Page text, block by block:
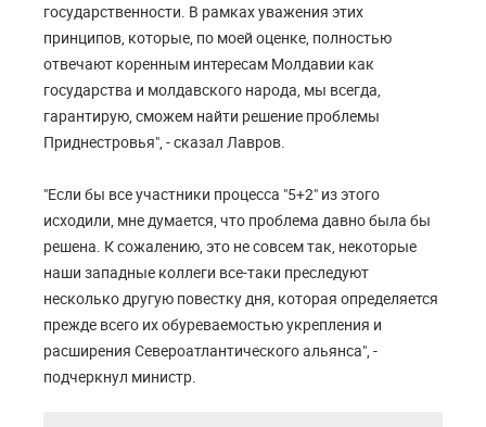
государственности. В рамках уважения этих
принципов, которые, по моей оценке, полностью
отвечают коренным интересам Молдавии как
государства и молдавского народа, мы всегда,
гарантирую, сможем найти решение проблемы
Приднестровья", - сказал Лавров.
"Если бы все участники процесса "5+2" из этого
исходили, мне думается, что проблема давно была бы
решена. К сожалению, это не совсем так, некоторые
наши западные коллеги все-таки преследуют
несколько другую повестку дня, которая определяется
прежде всего их обуреваемостью укрепления и
расширения Североатлантического альянса", -
подчеркнул министр.